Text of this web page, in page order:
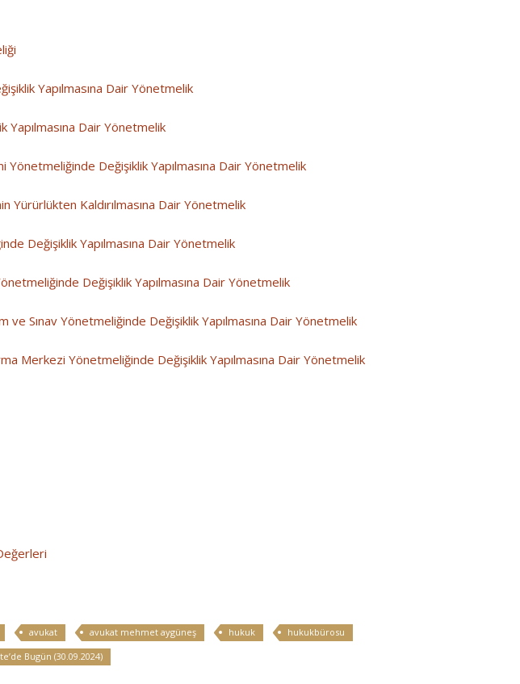
Yapılmasına Dair Yönetmelik
Dair Yönetmelik
Yönetmeliğinde Değişiklik Yapılmasına Dair Yönetmelik
Yürürlükten Kaldırılmasına Dair Yönetmelik
Değişiklik Yapılmasına Dair Yönetmelik
Değişiklik Yapılmasına Dair Yönetmelik
Sınav Yönetmeliğinde Değişiklik Yapılmasına Dair Yönetmelik
Merkezi Yönetmeliğinde Değişiklik Yapılmasına Dair Yönetmelik
avukat avukat mehmet aygüneş hukuk
hukukbürosu
Bugün (30.09.2024)